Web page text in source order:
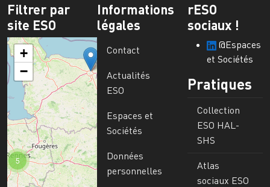
Filtrer par
site ESO
5
+
−
Informations
légales
Contact
Actualités
ESO
Espaces et
Sociétés
Données
personnelles
rESO
sociaux !
@Espaces
et Sociétés
Pratiques
Collection
ESO HAL-
SHS
Atlas
sociaux ESO